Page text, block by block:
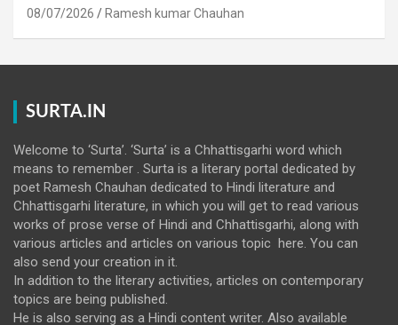
08/07/2026 Ramesh kumar Chauhan
SURTA.IN
Welcome to ‘Surta’. ‘Surta’ is a Chhattisgarhi word which
means to remember . Surta is a literary portal dedicated by
poet Ramesh Chauhan dedicated to Hindi literature and
Chhattisgarhi literature, in which you will get to read various
works of prose verse of Hindi and Chhattisgarhi, along with
various articles and articles on various topic here. You can
also send your creation in it.
In addition to the literary activities, articles on contemporary
topics are being published.
He is also serving as a Hindi content writer. Also available